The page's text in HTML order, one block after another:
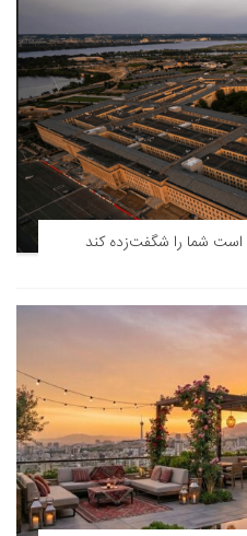
است شما را شگفت‌زده کند